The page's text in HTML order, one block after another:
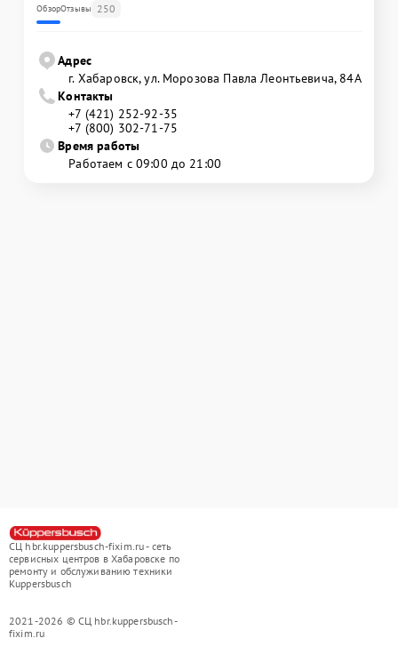
ОбзорОтзывы 250
Адрес
г. Хабаровск, ул. Морозова Павла Леонтьевича, 84А
Контакты
+7 (421) 252-92-35
+7 (800) 302-71-75
Время работы
Работаем с 09:00 до 21:00
СЦ hbr.kuppersbusch-fixim.ru - сеть
сервисных центров в Хабаровске по
ремонту и обслуживанию техники
Kuppersbusch
2021-2026 © СЦ hbr.kuppersbusch-
fixim.ru